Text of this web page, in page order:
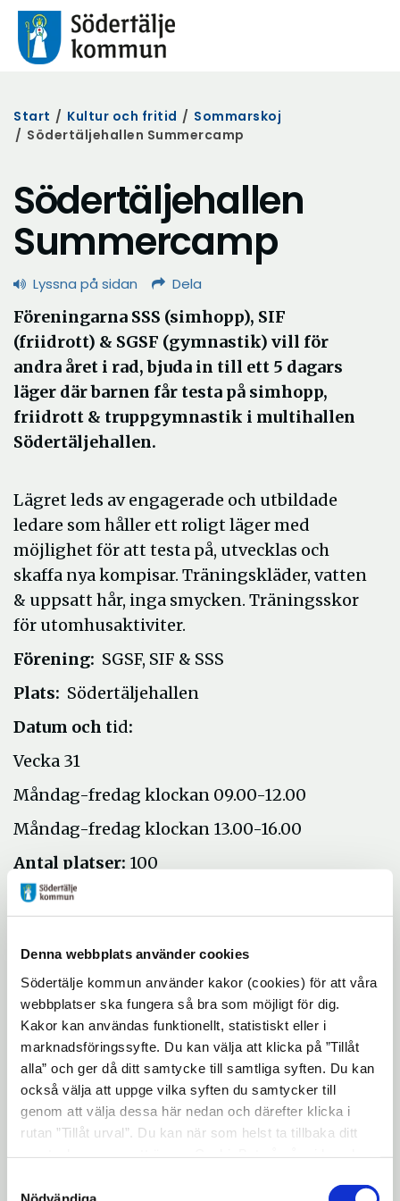
Denna webbplats använder cookies
Södertälje kommun använder kakor (cookies) för att våra
webbplatser ska fungera så bra som möjligt för dig.
Kakor kan användas funktionellt, statistiskt eller i
marknadsföringssyfte. Du kan välja att klicka på ”Tillåt
alla” och ger då ditt samtycke till samtliga syften. Du kan
också välja att uppge vilka syften du samtycker till
genom att välja dessa här nedan och därefter klicka i
rutan ”Tillåt urval”. Du kan när som helst ta tillbaka ditt
"Visa detaljer" kan du läsa om hur kakorna används och
Start / Kultur och fritid / Sommarskoj
/ Södertäljehallen Summercamp
Södertäljehallen
Summercamp
Lyssna på sidan Dela
Föreningarna SSS (simhopp), SIF
(friidrott) & SGSF (gymnastik) vill för
andra året i rad, bjuda in till ett 5 dagars
läger där barnen får testa på simhopp,
friidrott & truppgymnastik i multihallen
Södertäljehallen.
Lägret leds av engagerade och utbildade
ledare som håller ett roligt läger med
möjlighet för att testa på, utvecklas och
skaffa nya kompisar. Träningskläder, vatten
& uppsatt hår, inga smycken. Träningsskor
för utomhusaktiviter.
Förening: SGSF, SIF & SSS
Plats: Södertäljehallen
Datum och tid:
Vecka 31
Måndag-fredag klockan 09.00-12.00
Måndag-fredag klockan 13.00-16.00
Antal platser: 100
För vem är aktiviteten:
Hur kan aktiviteten anpassas för personer
med funktionsnedsättning:
Alla som kan hoppa och springa själva är
välkomna att delta, behöva man en extra
vuxen är man välkommen att ta med sig en
vuxen.
Kontaktuppgifter vid frågor gällande
aktiviteten:
kansli@sgsf.se